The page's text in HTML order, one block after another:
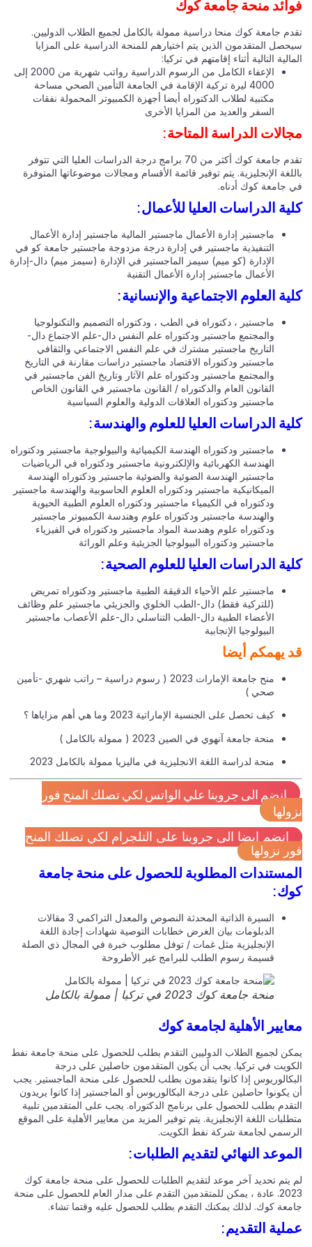
منحة جامعة كوك
جامعة كوك منحا دراسية ممولة بالكامل لجميع الطلاب الدوليين.
المتقدمون الذين يتم اختيارهم للمنحة الدراسية على المزايا
التالية أثناء إقامتهم في تركيا:
الإعفاء الكامل من الرسوم الدراسية رواتب شهرية من 2000 إلى
4000 ليرة تركية الإقامة في الجامعة التأمين الصحي مساحة
مكتبية لطلاب الدكتوراه أيضا أجهزة الكمبيوتر المحمولة نفقات
السفر والعديد من المزايا الأخرى
الدراسة المتاحة:
تقدم جامعة كوك أكثر من 70 برامج درجة الدراسات العليا التي تتوفر
الإنجليزية. يتم توفير قائمة الأقسام ومجالات موضوعاتها المتوفرة
جامعة كوك أدناه.
الدراسات العليا للأعمال:
ماجستير إدارة الأعمال ماجستير المالية ماجستير إدارة الأعمال
التنفيذية ماجستير في إدارة درجة مزدوجة ماجستير جامعة كو في
الإدارة (كو ميم) سيمز الماجستير في الإدارة (سيمز ميم) دال-إدارة
الأعمال ماجستير إدارة الأعمال التقنية
العلوم الاجتماعية والإنسانية:
ماجستير ، دكتوراه في الطب ، ودكتوراه التصميم والتكنولوجيا
والمجتمع ماجستير ودكتوراه علم النفس دال-علم الاجتماع دال-
التاريخ ماجستير مشترك في علم النفس الاجتماعي والثقافي
ماجستير ودكتوراه الاقتصاد ماجستير دراسات مقارنة في التاريخ
والمجتمع ماجستير ودكتوراه علم الآثار وتاريخ الفن ماجستير في
القانون العام والدكتوراه / القانون ماجستير في القانون الخاص
ماجستير ودكتوراه العلاقات الدولية والعلوم السياسية
الدراسات العليا للعلوم والهندسة:
ماجستير ودكتوراه الهندسة الكيميائية والبيولوجية ماجستير ودكتوراه
الهندسة الكهربائية والإلكترونية ماجستير ودكتوراه في الرياضيات
ماجستير الهندسة الضوئية والضوئية ماجستير ودكتوراه الهندسة
الميكانيكية ماجستير ودكتوراه العلوم الحاسوبية والهندسة ماجستير
ودكتوراه في الكيمياء ماجستير ودكتوراه العلوم الطبية الحيوية
والهندسة ماجستير ودكتوراه علوم وهندسة الكمبيوتر ماجستير
ودكتوراه علوم وهندسة المواد ماجستير ودكتوراه في الفيزياء
ماجستير ودكتوراه البيولوجيا الجزيئية وعلم الوراثة
الدراسات العليا للعلوم الصحية:
ماجستير علم الأحياء الدقيقة الطبية ماجستير ودكتوراه تمريض
(للتركية فقط) دال-الطب الخلوي والجزيئي ماجستير علم وظائف
الأعضاء الطبية دال-الطب التناسلي دال-علم الأعصاب ماجستير
البيولوجيا الإنجابية
يهمكم أيضا
منح جامعة الإمارات 2023 ( رسوم دراسية – راتب شهري -تأمين
صحي )
كيف تحصل على الجنسية الإماراتية 2023 وما هي أهم مزاياها ؟
منحة جامعة آنهوي في الصين 2023 ( ممولة بالكامل )
منحة لدراسة اللغة الانجليزية في ماليزيا ممولة بالكامل 2023
انضم الى جروبنا علي الواتس لكي تصلك المنح فور
انضم ايضا الى جروبنا على التلجرام لكي تصلك المنح
نزولها
المطلوبة للحصول على منحة جامعة
السيرة الذاتية المحدثة النصوص والمعدل التراكمي 3 مقالات
الدبلومات بيان الغرض خطابات التوصية شهادات إجادة اللغة
الإنجليزية مثل غمات / توفل مطلوب خبرة في المجال ذي الصلة
قسيمة رسوم الطلب للبرامج غير الأطروحة
منحة جامعة كوك 2023 في تركيا | ممولة بالكامل
الأهلية لجامعة كوك
لجميع الطلاب الدوليين التقدم بطلب للحصول على منحة جامعة نفط
في تركيا. يجب أن يكون المتقدمون حاصلين على درجة
إذا كانوا يتقدمون بطلب للحصول على منحة الماجستير. يجب
يكونوا حاصلين على درجة البكالوريوس أو الماجستير إذا كانوا يريدون
بطلب للحصول على برنامج الدكتوراه. يجب على المتقدمين تلبية
اللغة الإنجليزية. يتم توفير المزيد من معايير الأهلية على الموقع
لجامعة شركة نفط الكويت.
النهائي لتقديم الطلبات:
يتم تحديد آخر موعد لتقديم الطلبات للحصول على منحة جامعة كوك
2023. عادة ، يمكن للمتقدمين التقدم على مدار العام للحصول على منحة
كوك. لذلك يمكنك التقدم بطلب للحصول عليه وقتما تشاء.
التقديم: